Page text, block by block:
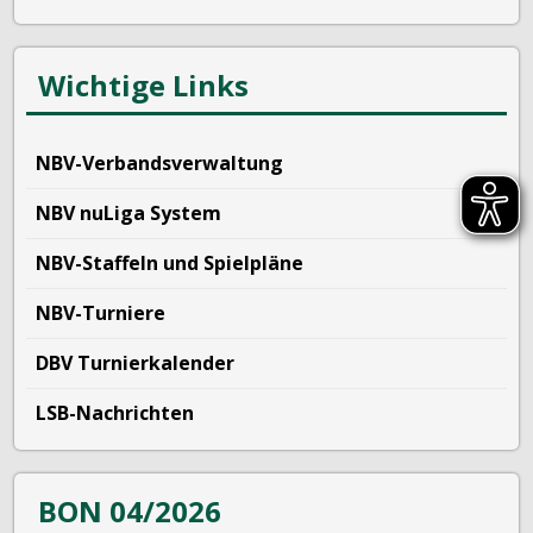
Wichtige Links
NBV-Verbandsverwaltung
NBV nuLiga System
NBV-Staffeln und Spielpläne
NBV-Turniere
DBV Turnierkalender
LSB-Nachrichten
BON 04/2026